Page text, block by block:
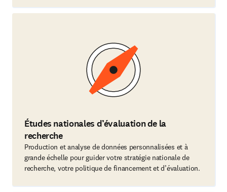
Études nationales d’évaluation de la
recherche
Production et analyse de données personnalisées et à
grande échelle pour guider votre stratégie nationale de
recherche, votre politique de financement et d’évaluation.